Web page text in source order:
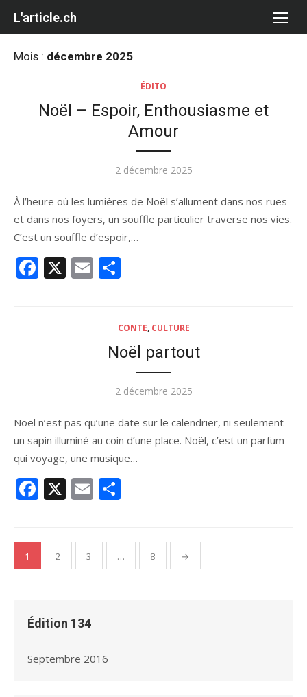
L'article.ch
Mois : décembre 2025
ÉDITO
Noël – Espoir, Enthousiasme et
Amour
Publié
2 décembre 2025
À l’heure où les lumières de Noël s’allument dans nos rues
et dans nos foyers, un souffle particulier traverse nos vies.
C’est un souffle d’espoir,…
Facebook
X Email
CONTE, CULTURE
Noël partout
Publié
2 décembre 2025
Noël n’est pas qu’une date sur le calendrier, ni seulement
un sapin illuminé au coin d’une place. Noël, c’est un parfum
qui voyage, une musique…
Facebook
X Email
Pagination
des
1 2 3 … 8 →
Édition 134
Septembre 2016